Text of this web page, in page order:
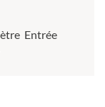
Entrée